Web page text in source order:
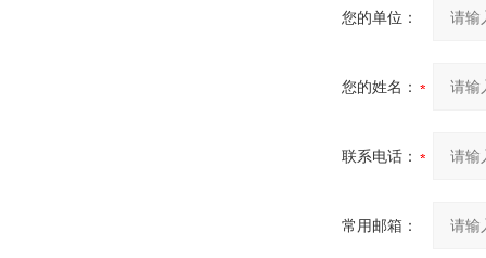
您的单位：
您的姓名：
联系电话：
常用邮箱：